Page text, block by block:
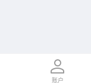
账户